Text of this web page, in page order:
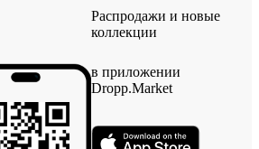
Распродажи и новые
коллекции
в приложении
Dropp.Market